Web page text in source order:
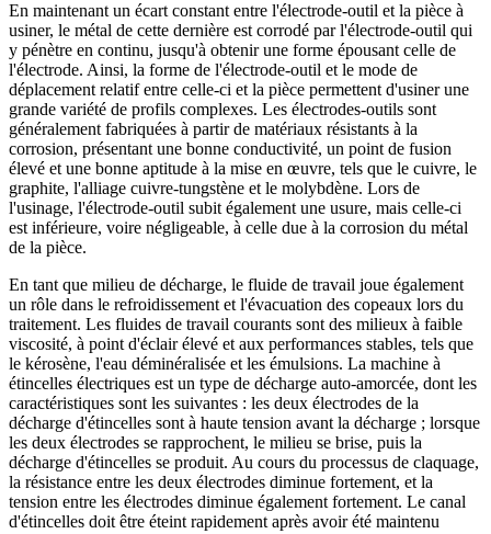
En maintenant un écart constant entre l'électrode-outil et la pièce à
usiner, le métal de cette dernière est corrodé par l'électrode-outil qui
y pénètre en continu, jusqu'à obtenir une forme épousant celle de
l'électrode. Ainsi, la forme de l'électrode-outil et le mode de
déplacement relatif entre celle-ci et la pièce permettent d'usiner une
grande variété de profils complexes. Les électrodes-outils sont
généralement fabriquées à partir de matériaux résistants à la
corrosion, présentant une bonne conductivité, un point de fusion
élevé et une bonne aptitude à la mise en œuvre, tels que le cuivre, le
graphite, l'alliage cuivre-tungstène et le molybdène. Lors de
l'usinage, l'électrode-outil subit également une usure, mais celle-ci
est inférieure, voire négligeable, à celle due à la corrosion du métal
de la pièce.
En tant que milieu de décharge, le fluide de travail joue également
un rôle dans le refroidissement et l'évacuation des copeaux lors du
traitement. Les fluides de travail courants sont des milieux à faible
viscosité, à point d'éclair élevé et aux performances stables, tels que
le kérosène, l'eau déminéralisée et les émulsions. La machine à
étincelles électriques est un type de décharge auto-amorcée, dont les
caractéristiques sont les suivantes : les deux électrodes de la
décharge d'étincelles sont à haute tension avant la décharge ; lorsque
les deux électrodes se rapprochent, le milieu se brise, puis la
décharge d'étincelles se produit. Au cours du processus de claquage,
la résistance entre les deux électrodes diminue fortement, et la
tension entre les électrodes diminue également fortement. Le canal
d'étincelles doit être éteint rapidement après avoir été maintenu